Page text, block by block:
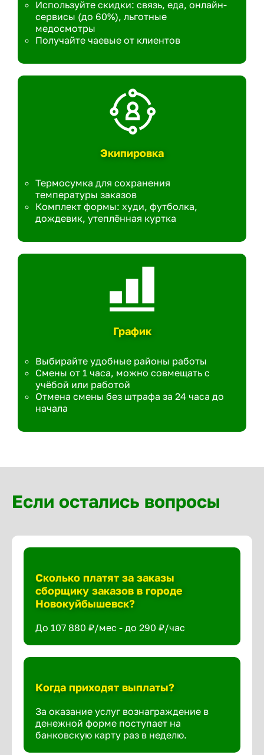
Используйте скидки: связь, еда, онлайн-
сервисы (до 60%), льготные
медосмотры
Получайте чаевые от клиентов
Экипировка
Термосумка для сохранения
температуры заказов
Комплект формы: худи, футболка,
дождевик, утеплённая куртка
График
Выбирайте удобные районы работы
Смены от 1 часа, можно совмещать с
учёбой или работой
Отмена смены без штрафа за 24 часа до
начала
Если остались вопросы
Сколько платят за заказы
сборщику заказов в городе
Новокуйбышевск?
До 107 880 ₽/мес - до 290 ₽/час
Когда приходят выплаты?
За оказание услуг вознаграждение в
денежной форме поступает на
банковскую карту раз в неделю.